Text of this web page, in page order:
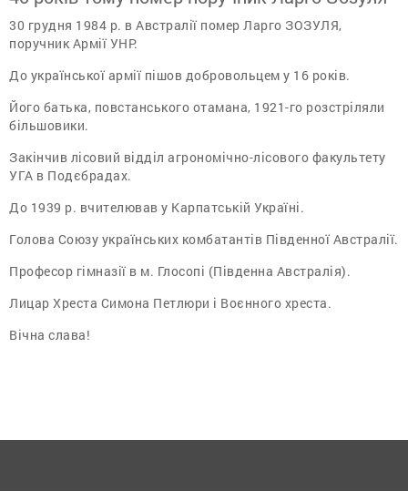
30 грудня 1984 р. в Австралії помер Ларго ЗОЗУЛЯ,
поручник Армії УНР.
До української армії пішов добровольцем у 16 років.
Його батька, повстанського отамана, 1921-го розстріляли
більшовики.
Закінчив лісовий відділ агрономічно-лісового факультету
УГА в Подєбрадах.
До 1939 р. вчителював у Карпатській Україні.
Голова Союзу українських комбатантів Південної Австралії.
Професор гімназії в м. Глосопі (Південна Австралія).
Лицар Хреста Симона Петлюри і Воєнного хреста.
Вічна слава!